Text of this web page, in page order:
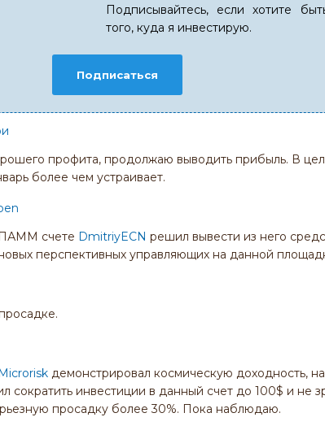
Подписывайтесь, если хотите
того, куда я инвестирую.
Подписаться
профита, продолжаю выводить прибыль. В
более чем устраивает.
счете DmitriyECN решил вывести из него
перспективных управляющих на данной
демонстрировал космическую доходность, на
инвестиции в данный счет до 100$ и не
просадку более 30%. Пока наблюдаю.